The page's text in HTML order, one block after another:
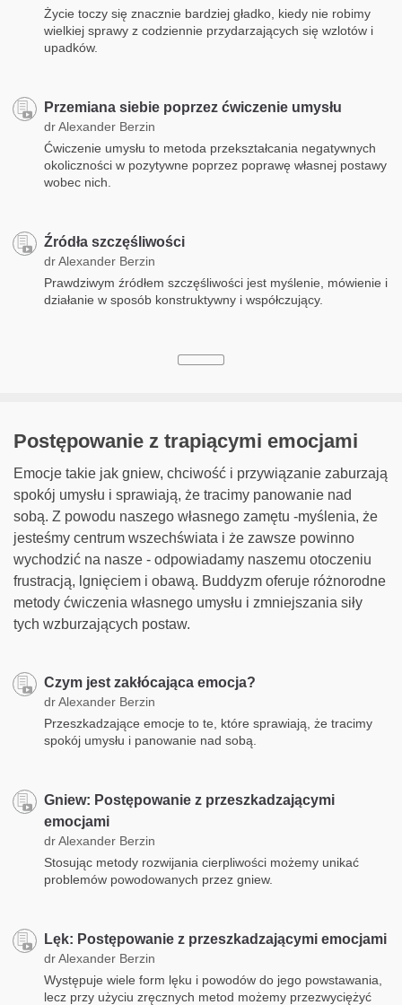
Życie toczy się znacznie bardziej gładko, kiedy nie robimy
wielkiej sprawy z codziennie przydarzających się wzlotów i
upadków.
Przemiana siebie poprzez ćwiczenie umysłu
dr Alexander Berzin
Ćwiczenie umysłu to metoda przekształcania negatywnych
okoliczności w pozytywne poprzez poprawę własnej postawy
wobec nich.
Źródła szczęśliwości
dr Alexander Berzin
Prawdziwym źródłem szczęśliwości jest myślenie, mówienie i
działanie w sposób konstruktywny i współczujący.
Postępowanie z trapiącymi emocjami
Emocje takie jak gniew, chciwość i przywiązanie zaburzają
spokój umysłu i sprawiają, że tracimy panowanie nad
sobą. Z powodu naszego własnego zamętu -myślenia, że
jesteśmy centrum wszechświata i że zawsze powinno
wychodzić na nasze - odpowiadamy naszemu otoczeniu
frustracją, lgnięciem i obawą. Buddyzm oferuje różnorodne
metody ćwiczenia własnego umysłu i zmniejszania siły
tych wzburzających postaw.
Czym jest zakłócająca emocja?
dr Alexander Berzin
Przeszkadzające emocje to te, które sprawiają, że tracimy
spokój umysłu i panowanie nad sobą.
Gniew: Postępowanie z przeszkadzającymi
emocjami
dr Alexander Berzin
Stosując metody rozwijania cierpliwości możemy unikać
problemów powodowanych przez gniew.
Lęk: Postępowanie z przeszkadzającymi emocjami
dr Alexander Berzin
Występuje wiele form lęku i powodów do jego powstawania,
lecz przy użyciu zręcznych metod możemy przezwyciężyć